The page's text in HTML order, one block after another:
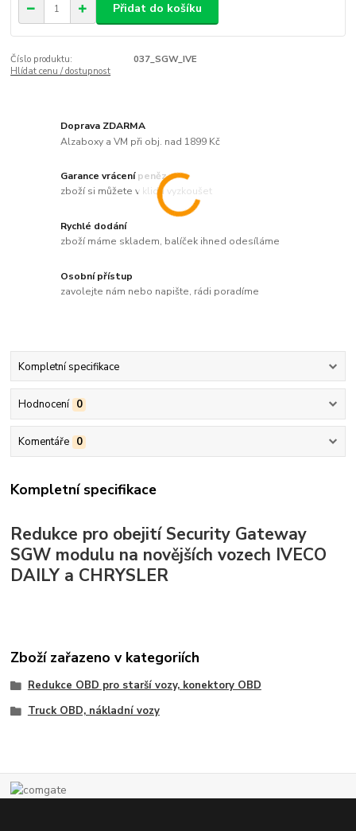
Přidat do košíku
Číslo produktu:
037_SGW_IVE
Hlídat cenu / dostupnost
Doprava ZDARMA
Alzaboxy a VM při obj. nad 1899 Kč
Garance vrácení peněz
zboží si můžete v klidu vyzkoušet
Rychlé dodání
zboží máme skladem, balíček ihned odesíláme
Osobní přístup
zavolejte nám nebo napište, rádi poradíme
Kompletní specifikace
Hodnocení 0
Komentáře 0
Kompletní specifikace
Redukce pro obejití Security Gateway
SGW modulu na novějších vozech IVECO
DAILY a CHRYSLER
Zboží zařazeno v kategoriích
Redukce OBD pro starší vozy, konektory OBD
Truck OBD, nákladní vozy